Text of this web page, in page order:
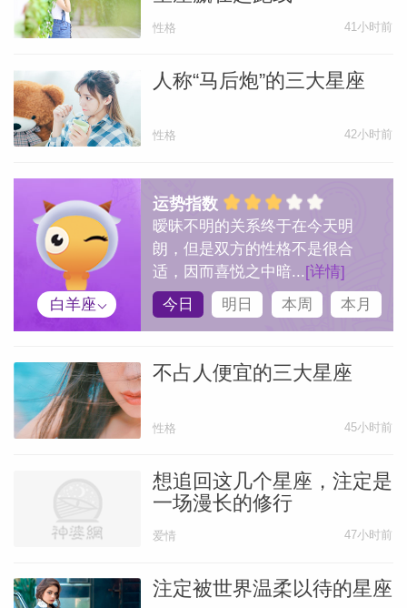
性格 41小时前
人称“马后炮”的三大星座
性格 42小时前
白羊座
运势指数
暧昧不明的关系终于在今天明
朗，但是双方的性格不是很合
适，因而喜悦之中暗...[详情]
今日
明日 本周 本月
不占人便宜的三大星座
性格 45小时前
想追回这几个星座，注定是
一场漫长的修行
爱情 47小时前
注定被世界温柔以待的星座